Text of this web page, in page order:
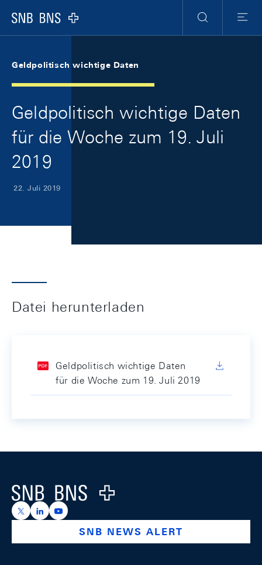
Logo
Suche
Menu
Geldpolitisch wichtige Daten
Geldpolitisch wichtige Daten
für die Woche zum 19. Juli
2019
22. Juli 2019
Datei herunterladen
Geldpolitisch wichtige Daten
für die Woche zum 19. Juli 2019
Logo
https://x.com/snb_bns
https://ch.linkedin.com/company/swiss-national-
https://www.youtube.com/@swissnationalbank
SNB NEWS ALERT